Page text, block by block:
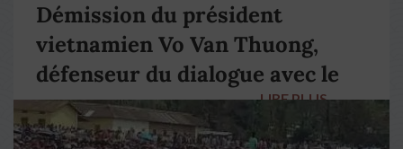
Démission du président
vietnamien Vo Van Thuong,
défenseur du dialogue avec le
pape François
LIRE PLUS →